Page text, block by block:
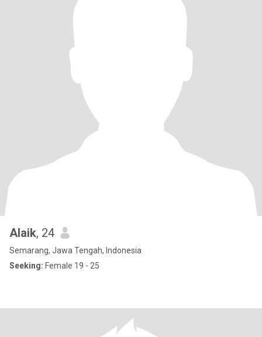
Alaik, 24
Semarang, Jawa Tengah, Indonesia
Seeking: Female 19 - 25